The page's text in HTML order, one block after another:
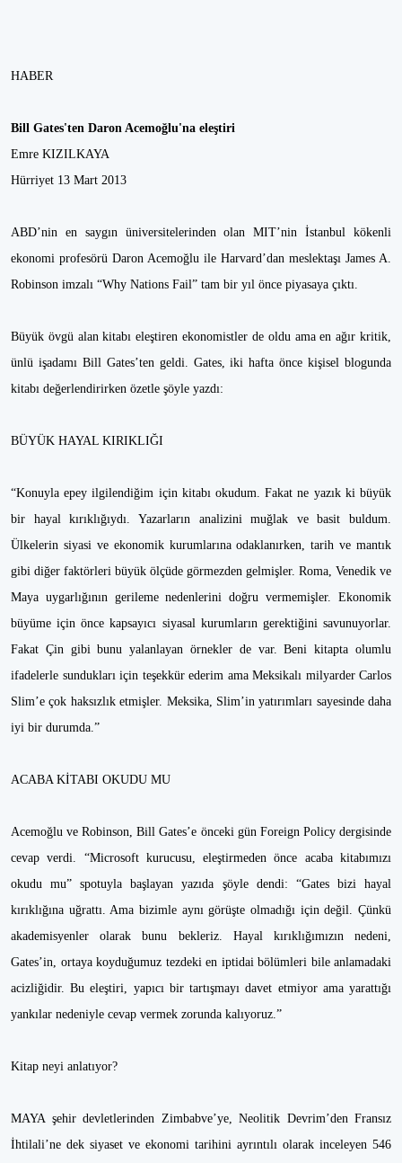
HABER
Bill Gates'ten Daron Acemoğlu'na eleştiri
Emre KIZILKAYA
Hürriyet 13 Mart 2013
ABD’nin en saygın üniversitelerinden olan MIT’nin İstanbul kökenli
ekonomi profesörü Daron Acemoğlu ile Harvard’dan meslektaşı James A.
Robinson imzalı “Why Nations Fail” tam bir yıl önce piyasaya çıktı.
Büyük övgü alan kitabı eleştiren ekonomistler de oldu ama en ağır kritik,
ünlü işadamı Bill Gates’ten geldi. Gates, iki hafta önce kişisel blogunda
kitabı değerlendirirken özetle şöyle yazdı:
BÜYÜK HAYAL KIRIKLIĞI
“Konuyla epey ilgilendiğim için kitabı okudum. Fakat ne yazık ki büyük
bir hayal kırıklığıydı. Yazarların analizini muğlak ve basit buldum.
Ülkelerin siyasi ve ekonomik kurumlarına odaklanırken, tarih ve mantık
gibi diğer faktörleri büyük ölçüde görmezden gelmişler. Roma, Venedik ve
Maya uygarlığının gerileme nedenlerini doğru vermemişler. Ekonomik
büyüme için önce kapsayıcı siyasal kurumların gerektiğini savunuyorlar.
Fakat Çin gibi bunu yalanlayan örnekler de var. Beni kitapta olumlu
ifadelerle sundukları için teşekkür ederim ama Meksikalı milyarder Carlos
Slim’e çok haksızlık etmişler. Meksika, Slim’in yatırımları sayesinde daha
iyi bir durumda.”
ACABA KİTABI OKUDU MU
Acemoğlu ve Robinson, Bill Gates’e önceki gün Foreign Policy dergisinde
cevap verdi. “Microsoft kurucusu, eleştirmeden önce acaba kitabımızı
okudu mu” spotuyla başlayan yazıda şöyle dendi: “Gates bizi hayal
kırıklığına uğrattı. Ama bizimle aynı görüşte olmadığı için değil. Çünkü
akademisyenler olarak bunu bekleriz. Hayal kırıklığımızın nedeni,
Gates’in, ortaya koyduğumuz tezdeki en iptidai bölümleri bile anlamadaki
acizliğidir. Bu eleştiri, yapıcı bir tartışmayı davet etmiyor ama yarattığı
yankılar nedeniyle cevap vermek zorunda kalıyoruz.”
Kitap neyi anlatıyor?
MAYA şehir devletlerinden Zimbabve’ye, Neolitik Devrim’den Fransız
İhtilali’ne dek siyaset ve ekonomi tarihini ayrıntılı olarak inceleyen 546